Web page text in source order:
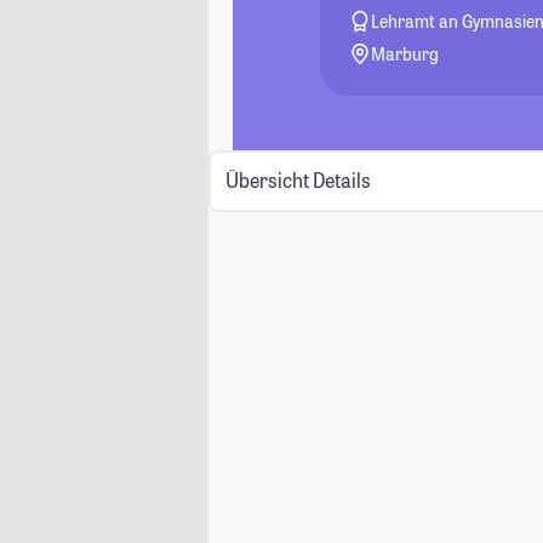
Lehramt an
Marburg
Übersicht Details